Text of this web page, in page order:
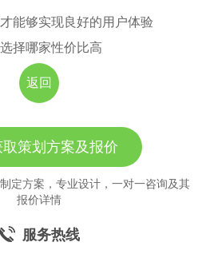
能够实现良好的用户体验
择哪家性价比高
返回
取策划方案及报价
定方案，专业设计，一对一咨询及其
报价详情
服务热线